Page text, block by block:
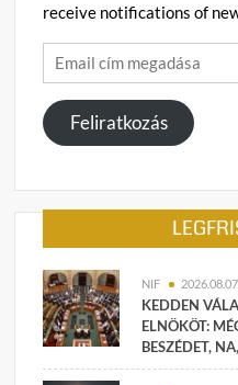
receive notifications of
Email
cím
megadása
Feliratkozás
NIF 2026.08.07.
KEDDEN
ELNÖKÖT:
BESZÉDET,